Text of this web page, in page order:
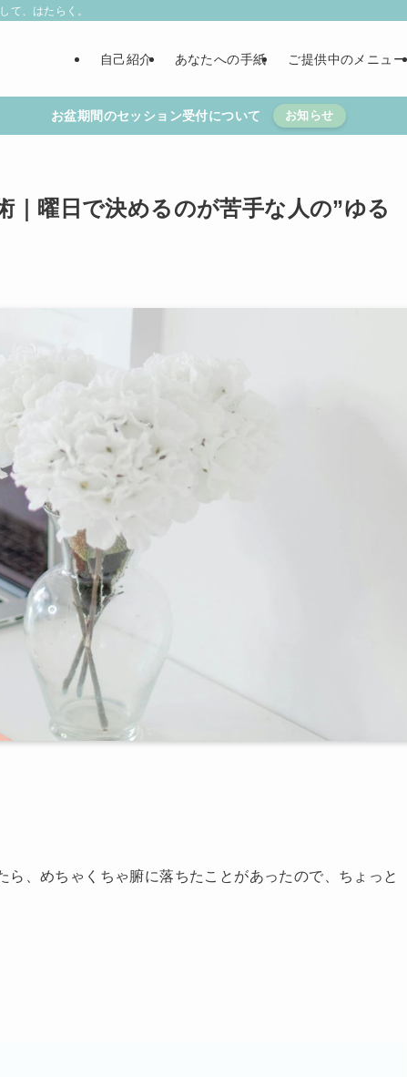
て、はたらく。
自己紹介 あなたへの手紙 ご提供中のメニュー
お盆期間のセッション受付について お知らせ
｜曜日で決めるのが苦手な人の”ゆる
、めちゃくちゃ腑に落ちたことがあったので、ちょっと